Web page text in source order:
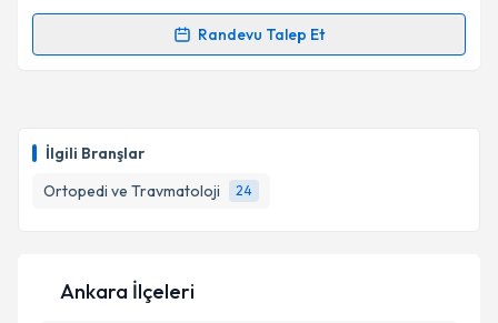
İlgili Branşlar
Ortopedi ve Travmatoloji
24
Kişisel verilerimin işlenmesine ilişkinAydınlatma
'ni okudum ve kişisel verilerimin belirtilen
kapsamda işlenmesini kabul ediyorum.
Takvim Talebini Gönder
Randevu Talep Et
Randevu Takvimi Talebi
takvim hazırlandığında e-posta ile bilgilendireceğiz.
Ankara İlçeleri